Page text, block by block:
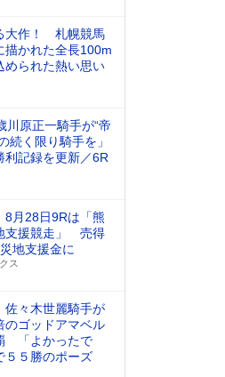
大作！ 札幌競馬
描かれた全長100m
られた熱い思い
川原正一騎手が“帝
続く限り騎手を」
利記録を更新／6R
8月28日9Rは「熊
支援競走」 売得
地支援金に
ス
佐々木世麗騎手が
のゴッドアマベル
「よかったで
５５勝のポーズ